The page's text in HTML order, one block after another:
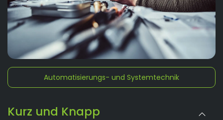
Automatisierungs- und Systemtechnik
Kurz und Knapp